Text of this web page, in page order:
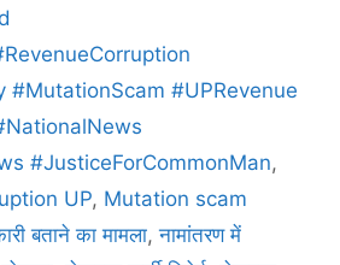
#MutationScam #UPRevenue
#JusticeForCommonMan,
UP, Mutation scam
बताने का मामला,नामांतरण में